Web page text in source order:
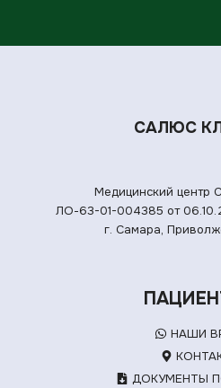
САЛЮС
Медицинский
ЛО-63-01-004385 от
г. Самара,
НАШИ
ДОКУМЕНТЫ